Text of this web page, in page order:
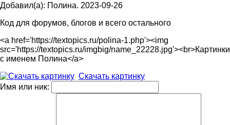
Добавил(а): Полина. 2023-09-26
Код для форумов, блогов и всего остального
<a href='https://textopics.ru/polina-1.php'><img
src='https://textopics.ru/imgbig/name_22228.jpg'><br>Картинки
с именем Полина</a>
Скачать картинку
Имя или ник: